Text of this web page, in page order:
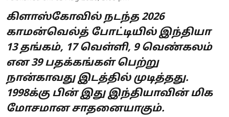
கிளாஸ்கோவில் நடந்த 2026
காமன்வெல்த் போட்டியில் இந்தியா
13 தங்கம், 17 வெள்ளி, 9 வெண்கலம்
என 39 பதக்கங்கள் பெற்று
நான்காவது இடத்தில் முடித்தது.
1998க்கு பின் இது இந்தியாவின் மிக
மோசமான சாதனையாகும்.